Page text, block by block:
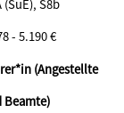
(SuE), S8b
- 5.190 €
(Angestellte
Beamte)